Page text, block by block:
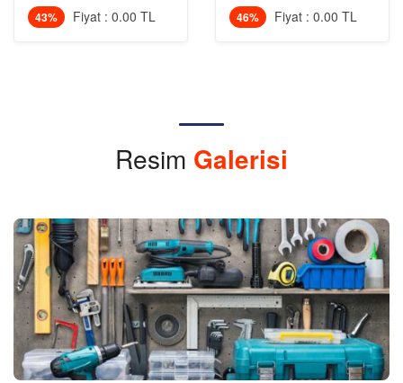
43% Fiyat : 0.00 TL 46% Fiyat : 0.00 TL
Resim Galerisi